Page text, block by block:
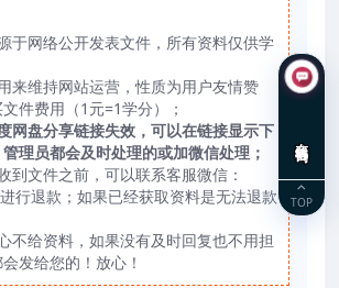
于网络公开发表文件，所有资料仅供学
来维持网站运营，性质为用户友情赞
件费用（1元=1学分）；
网盘分享链接失效，可以在链接显示下
理员都会及时处理的或加微信处理；
到文件之前，可以联系客服微信：
行退款；如果已经获取资料是无法退款
不给资料，如果没有及时回复也不用担
发给您的！放心！
TOP